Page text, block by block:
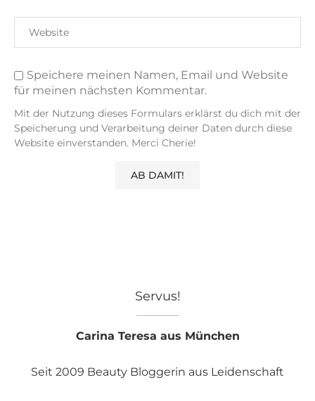
Speichere meinen Namen, Email und Website
für meinen nächsten Kommentar.
Mit der Nutzung dieses Formulars erklärst du dich mit der
Speicherung und Verarbeitung deiner Daten durch diese
Website einverstanden. Merci Cherie!
Servus!
Carina Teresa aus München
Seit 2009 Beauty Bloggerin aus Leidenschaft